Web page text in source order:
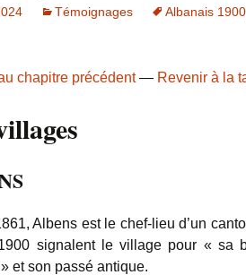
Témoignages Albanais 1900
chapitre précédent— Revenir à la
Albens est le chef-lieu d’un
signalent le village pour « sa
et son passé antique.